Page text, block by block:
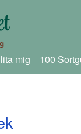
mig 100